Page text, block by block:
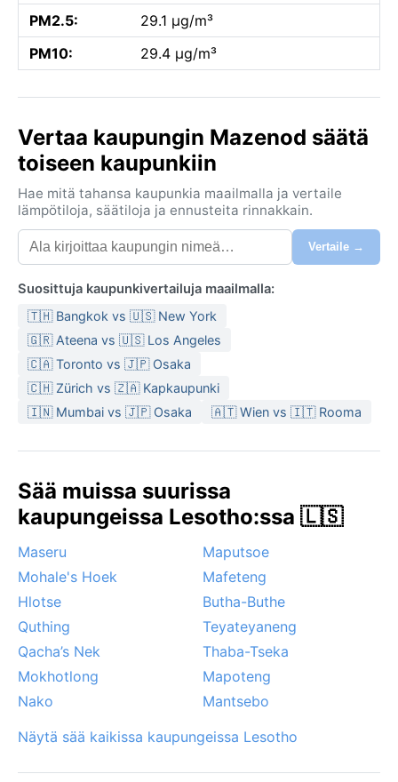
PM2.5:
29.1 µg/m³
PM10:
29.4 µg/m³
Vertaa kaupungin Mazenod säätä
toiseen kaupunkiin
Hae mitä tahansa kaupunkia maailmalla ja vertaile
lämpötiloja, säätiloja ja ennusteita rinnakkain.
Vertaile →
Suosittuja kaupunkivertailuja maailmalla:
🇹🇭 Bangkok vs 🇺🇸 New York
🇬🇷 Ateena vs 🇺🇸 Los Angeles
🇨🇦 Toronto vs 🇯🇵 Osaka
🇨🇭 Zürich vs 🇿🇦 Kapkaupunki
🇮🇳 Mumbai vs 🇯🇵 Osaka
🇦🇹 Wien vs 🇮🇹 Rooma
Sää muissa suurissa
kaupungeissa Lesotho:ssa 🇱🇸
Maseru
Maputsoe
Mohale's Hoek
Mafeteng
Hlotse
Butha-Buthe
Quthing
Teyateyaneng
Qacha’s Nek
Thaba-Tseka
Mokhotlong
Mapoteng
Nako
Mantsebo
Näytä sää kaikissa kaupungeissa Lesotho